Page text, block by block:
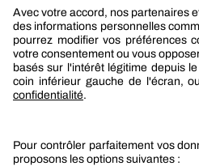
Berner
Boutique Berner
Boutique Berner Industry Services
Le groupe Berner